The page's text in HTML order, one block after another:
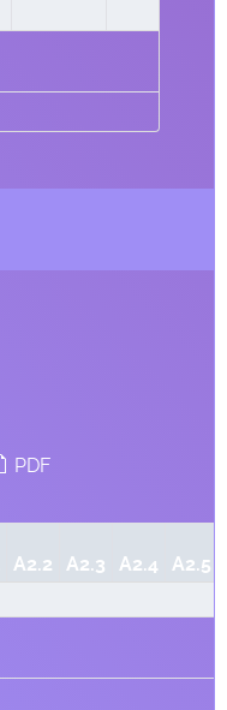
PDF
A2.2 A2.3 A2.4 A2.5